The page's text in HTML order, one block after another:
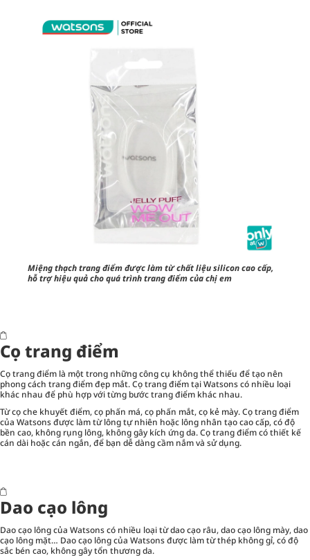
Miệng thạch trang điểm được làm từ chất liệu silicon cao cấp,
hỗ trợ hiệu quả cho quá trình trang điểm của chị em
Cọ trang điểm
Cọ trang điểm là một trong những công cụ không thể thiếu để tạo nên
phong cách trang điểm đẹp mắt. Cọ trang điểm tại Watsons có nhiều loại
khác nhau để phù hợp với từng bước trang điểm khác nhau.
Từ cọ che khuyết điểm, cọ phấn má, cọ phấn mắt, cọ kẻ mày. Cọ trang điểm
của Watsons được làm từ lông tự nhiên hoặc lông nhân tạo cao cấp, có độ
bền cao, không rụng lông, không gây kích ứng da. Cọ trang điểm có thiết kế
cán dài hoặc cán ngắn, để bạn dễ dàng cầm nắm và sử dụng.
Dao cạo lông
Dao cạo lông của Watsons có nhiều loại từ dao cạo râu, dao cạo lông mày, dao
cạo lông mặt… Dao cạo lông của Watsons được làm từ thép không gỉ, có độ
sắc bén cao, không gây tổn thương da.